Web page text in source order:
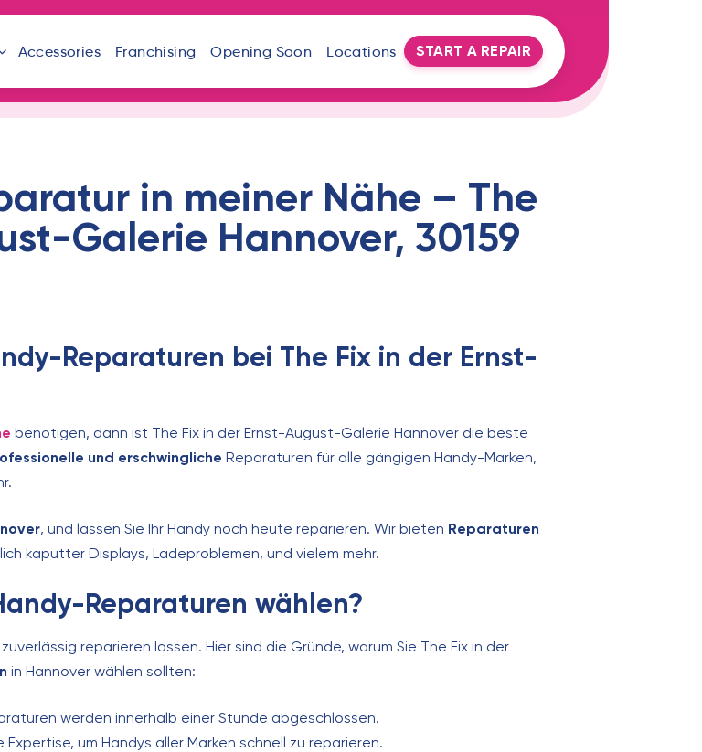
Accessories Franchising Opening Soon Locations START A REPAIR
in meiner Nähe – The
Galerie Hannover, 30159
Reparaturen bei The Fix in der Ernst-
benötigen, dann ist The Fix in der Ernst-August-Galerie Hannover die beste
und erschwingliche Reparaturen für alle gängigen Handy-Marken,
, und lassen Sie Ihr Handy noch heute reparieren. Wir bieten Reparaturen
kaputter Displays, Ladeproblemen, und vielem mehr.
Reparaturen wählen?
reparieren lassen. Hier sind die Gründe, warum Sie The Fix in der
in Hannover wählen sollten:
werden innerhalb einer Stunde abgeschlossen.
um Handys aller Marken schnell zu reparieren.